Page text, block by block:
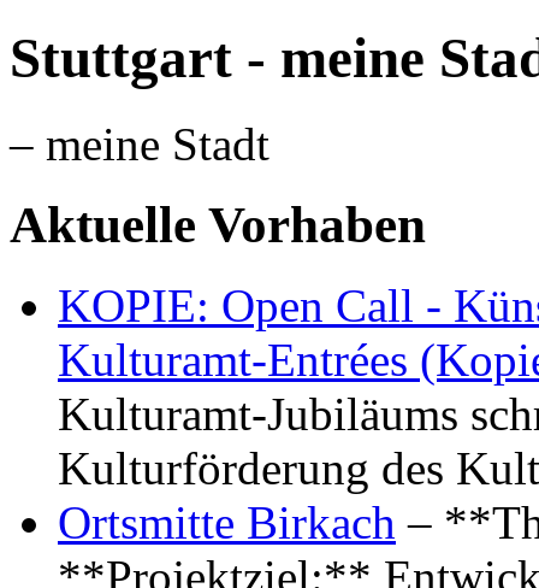
Stuttgart - meine
– meine Stadt
Aktuelle Vorhaben
KOPIE: Open Call -
Kulturamt-Entrées
Kulturamt-Jubiläums
Kulturförderung des
Ortsmitte Birkach –
**Projektziel:**